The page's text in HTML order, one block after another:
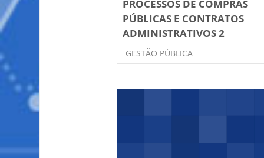
PROCESSOS DE COMPRAS
PÚBLICAS E CONTRATOS
ADMINISTRATIVOS 2
Categoria do curso
GESTÃO PÚBLICA